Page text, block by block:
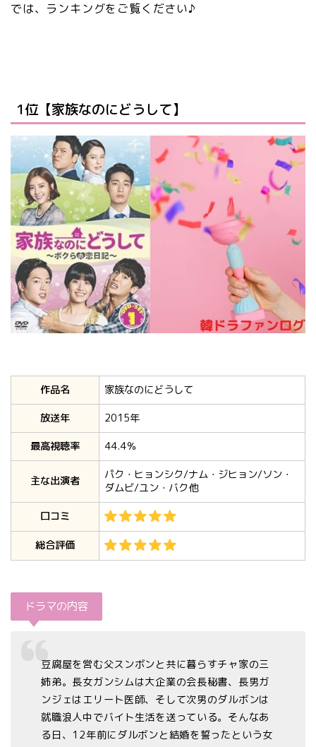
では、ランキングをご覧ください♪
1位【家族なのにどうして】
作品名
家族なのにどうして
放送年
2015年
最高視聴率
44.4％
主な出演者
パク・ヒョンシク/ナム・ジヒョン/ソン・
ダムビ/ユン・バク他
口コミ
総合評価
ドラマの内容
豆腐屋を営む父スンボンと共に暮らすチャ家の三
姉弟。長女ガンシムは大企業の会長秘書、長男ガ
ンジェはエリート医師、そして次男のダルボンは
就職浪人中でバイト生活を送っている。そんなあ
る日、12年前にダルボンと結婚を誓ったという女